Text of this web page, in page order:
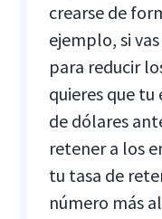
crearse de
ejemplo, si
para reducir
quieres que tu
de dólares
retener a los
tu tasa de
número más